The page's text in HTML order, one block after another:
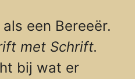
een Bereeër.
met Schrift.
bij wat er